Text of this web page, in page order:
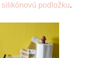
silikónovú podložku.